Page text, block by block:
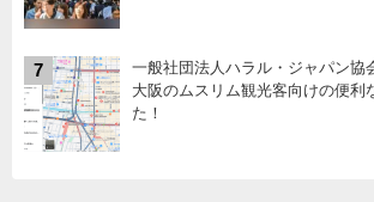
7
一般社団法人ハラル・ジャパン協
大阪のムスリム観光客向けの便利
た！